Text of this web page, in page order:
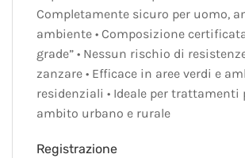
Completamente sicuro per uomo,
ambiente • Composizione
grade” • Nessun rischio di
zanzare • Efficace in aree verdi e
residenziali • Ideale per
ambito urbano e rurale
Registrazione